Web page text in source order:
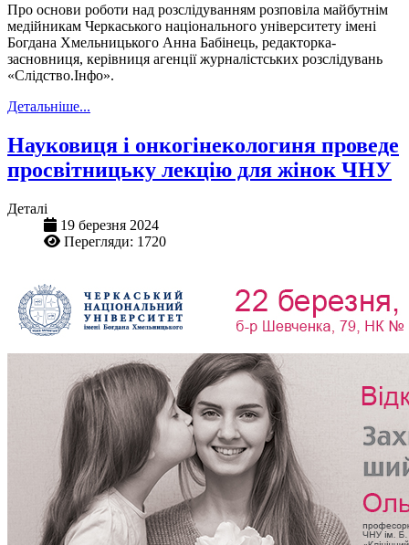
Про основи роботи над розслідуванням розповіла майбутнім
медійникам Черкаського національного університету імені
Богдана Хмельницького Анна Бабінець, редакторка-
засновниця, керівниця агенції журналістських розслідувань
«Слідство.Інфо».
Детальніше...
Науковиця і онкогінекологиня проведе
просвітницьку лекцію для жінок ЧНУ
Деталі
19 березня 2024
Перегляди: 1720